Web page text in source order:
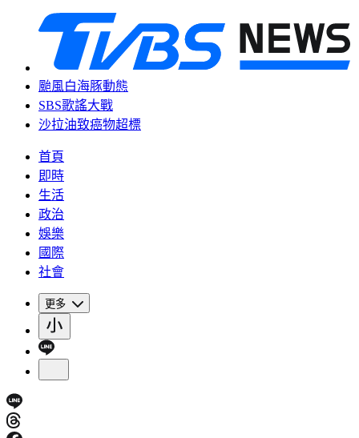
颱風白海豚動態
SBS歌謠大戰
沙拉油致癌物超標
首頁
即時
生活
政治
娛樂
國際
社會
更多